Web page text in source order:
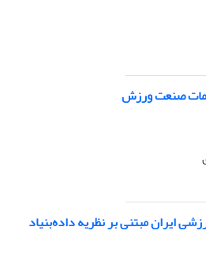
صنعت ورزش
ایران مبتنی بر نظریه داده‌بنیاد